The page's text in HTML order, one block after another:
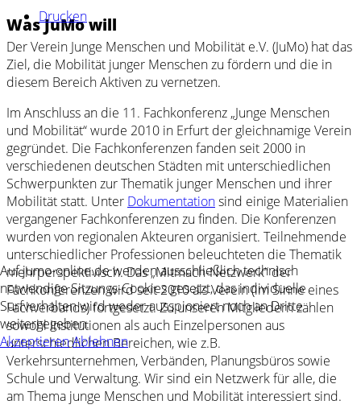
Was JuMo will
Drucken
Der Verein Junge Menschen und Mobilität e.V. (JuMo) hat das
Ziel, die Mobilität junger Menschen zu fördern und die in
diesem Bereich Aktiven zu vernetzen.
Im Anschluss an die 11. Fachkonferenz „Junge Menschen
und Mobilität“ wurde 2010 in Erfurt der gleichnamige Verein
gegründet. Die Fachkonferenzen fanden seit 2000 in
verschiedenen deutschen Städten mit unterschiedlichen
Schwerpunkten zur Thematik junger Menschen und ihrer
Mobilität statt. Unter Dokumentationsind einige Materialien
vergangener Fachkonferenzen zu finden. Die Konferenzen
wurden von regionalen Akteuren organisiert. Teilnehmende
unterschiedlicher Professionen beleuchteten die Thematik
mehrperspektivisch. Das „Mitmach-Netzwerk“ der
Fachkonferenzen wird seit 2010 als Verein (im Sinne eines
Fachverbands) fortgesetzt. Zu unseren Mitgliedern zählen
sowohl Institutionen als auch Einzelpersonen aus
unterschiedlichen Bereichen, wie z.B.
Verkehrsunternehmen, Verbänden, Planungsbüros sowie
Schule und Verwaltung. Wir sind ein Netzwerk für alle, die
am Thema junge Menschen und Mobilität interessiert sind.
Auf jumo-online.de werden ausschließlich technisch
notwendige Sitzungs-Cookies gesetzt, das individuelle
Surfverhalten wird weder ausspioniert noch an Dritte
weitergegeben.
AkzeptierenAblehnen